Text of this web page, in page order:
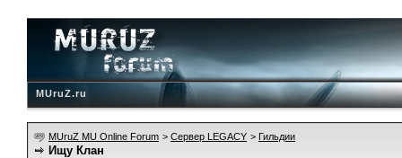
MUruZ.ru
MUruZ MU Online Forum > Сервер LEGACY > Гильдии
Ищу Клан